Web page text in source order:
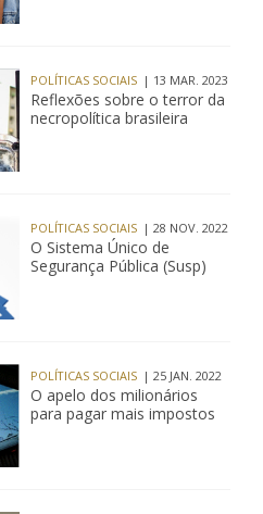
POLÍTICAS SOCIAIS | 13 MAR. 2023
Reflexões sobre o terror da
necropolítica brasileira
POLÍTICAS SOCIAIS | 28 NOV. 2022
O Sistema Único de
Segurança Pública (Susp)
POLÍTICAS SOCIAIS | 25 JAN. 2022
O apelo dos milionários
para pagar mais impostos